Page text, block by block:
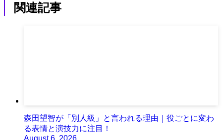
関連記事
森田望智が「別人級」と言われる理由｜役ごとに変わ
る表情と演技力に注目！
August 6, 2026